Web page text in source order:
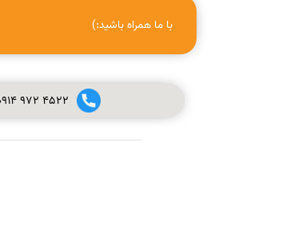
با ما همراه باشید:)
972 4522